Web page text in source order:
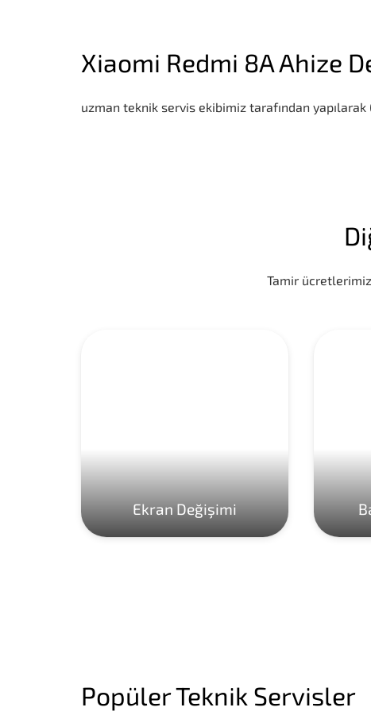
Xiaomi Redmi 8A Ahize
uzman teknik servis ekibimiz tarafından
Tamir
Ekran Değişimi
Popüler Teknik Servisler